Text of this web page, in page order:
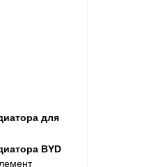
для
BYD